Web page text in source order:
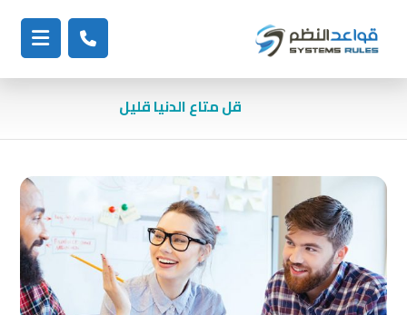
قل متاع الدنيا قليل